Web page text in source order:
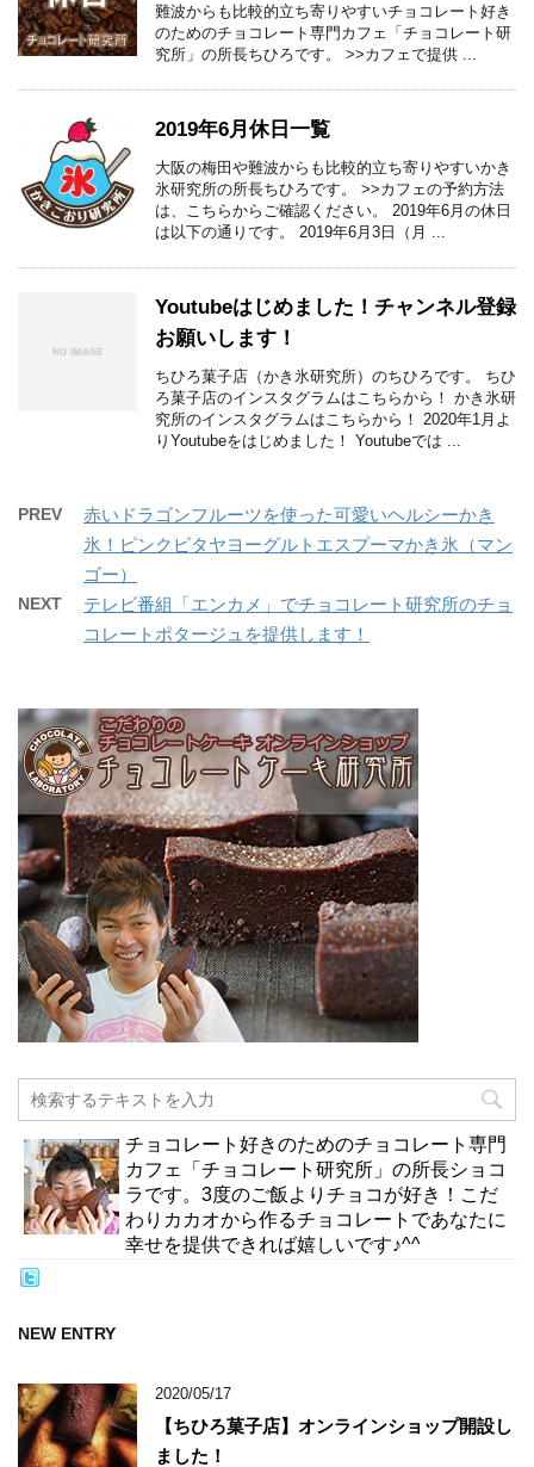
難波からも比較的立ち寄りやすいチョコレート好き
のためのチョコレート専門カフェ「チョコレート研
究所」の所長ちひろです。 >>カフェで提供 ...
2019年6月休日一覧
大阪の梅田や難波からも比較的立ち寄りやすいかき
氷研究所の所長ちひろです。 >>カフェの予約方法
は、こちらからご確認ください。 2019年6月の休日
は以下の通りです。 2019年6月3日（月 ...
Youtubeはじめました！チャンネル登録
お願いします！
ちひろ菓子店（かき氷研究所）のちひろです。 ちひ
ろ菓子店のインスタグラムはこちらから！ かき氷研
究所のインスタグラムはこちらから！ 2020年1月よ
りYoutubeをはじめました！ Youtubeでは ...
PREV
赤いドラゴンフルーツを使った可愛いヘルシーかき
氷！ピンクピタヤヨーグルトエスプーマかき氷（マン
ゴー）
NEXT
テレビ番組「エンカメ」でチョコレート研究所のチョ
コレートポタージュを提供します！
チョコレート好きのためのチョコレート専門
カフェ「チョコレート研究所」の所長ショコ
ラです。3度のご飯よりチョコが好き！こだ
わりカカオから作るチョコレートであなたに
幸せを提供できれば嬉しいです♪^^
NEW ENTRY
2020/05/17
【ちひろ菓子店】オンラインショップ開設し
ました！